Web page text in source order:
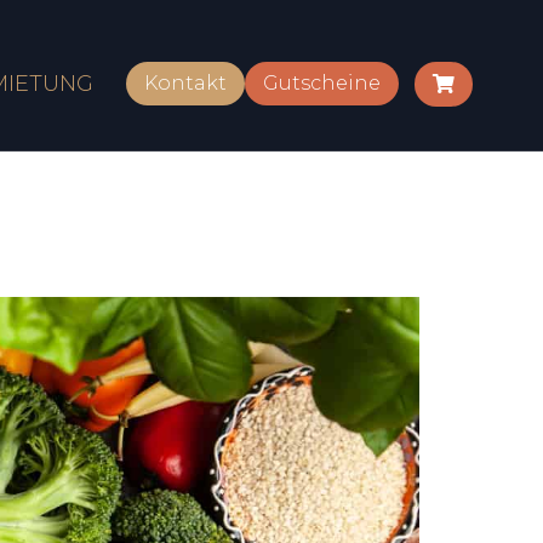
Kontakt Gutscheine